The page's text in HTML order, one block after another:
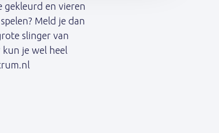
gekleurd en vieren
Meld je dan
slinger van
je wel heel